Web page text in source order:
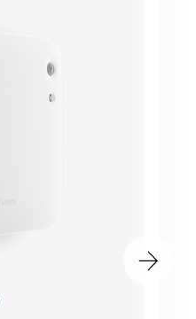
Next